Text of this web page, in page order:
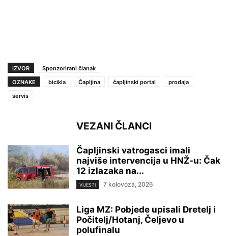
IZVOR
Sponzorirani članak
OZNAKE
bicikla Čapljina čapljinski portal
prodaja
servis
VEZANI ČLANCI
Čapljinski vatrogasci imali
najviše intervencija u HNŽ-u: Čak
12 izlazaka na...
VIJESTI 7 kolovoza, 2026
Liga MZ: Pobjede upisali Dretelj i
Počitelj/Hotanj, Čeljevo u
polufinalu